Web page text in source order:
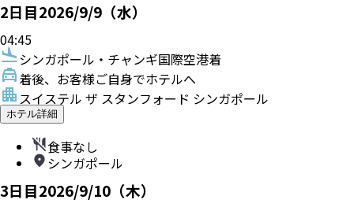
2日目2026/9/9（水）
04:45
シンガポール・チャンギ国際空港着
着後、お客様ご自身でホテルへ
スイステル ザ スタンフォード シンガポール
ホテル詳細
食事なし
シンガポール
3日目2026/9/10（木）